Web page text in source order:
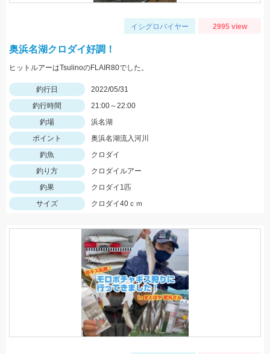
イシグロバイヤー 2995 view
奥浜名湖クロダイ好調！
ヒットルアーはTsulinoのFLAIR80でした。
釣行日
2022/05/31
釣行時間
21:00～22:00
釣場
浜名湖
ポイント
奥浜名湖流入河川
釣魚
クロダイ
釣り方
クロダイルアー
釣果
クロダイ1匹
サイズ
クロダイ40ｃｍ